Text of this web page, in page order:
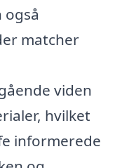
også
matcher
viden
hvilket
informerede